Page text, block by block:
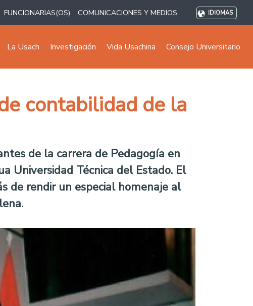
FUNCIONARIAS(OS) COMUNICACIONES Y MEDIOS IDIOMAS
La Usach Investigación Vida Usachina Consejo Universitario
contabilidad de la
de la carrera de Pedagogía en
Universidad Técnica del Estado. El
de rendir un especial homenaje al